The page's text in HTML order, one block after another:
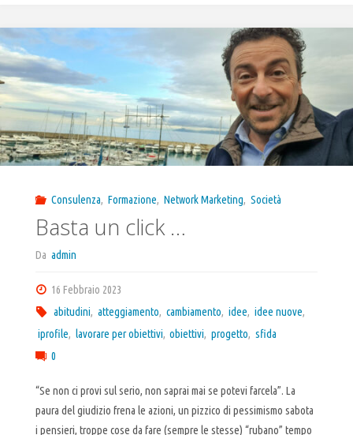
Consulenza, Formazione, Network Marketing, Società
Basta un click …
Da admin
16 Febbraio 2023
abitudini, atteggiamento, cambiamento, idee, idee nuove,
iprofile, lavorare per obiettivi, obiettivi, progetto, sfida
0
“Se non ci provi sul serio, non saprai mai se potevi farcela”. La
paura del giudizio frena le azioni, un pizzico di pessimismo sabota
i pensieri, troppe cose da fare (sempre le stesse) “rubano” tempo